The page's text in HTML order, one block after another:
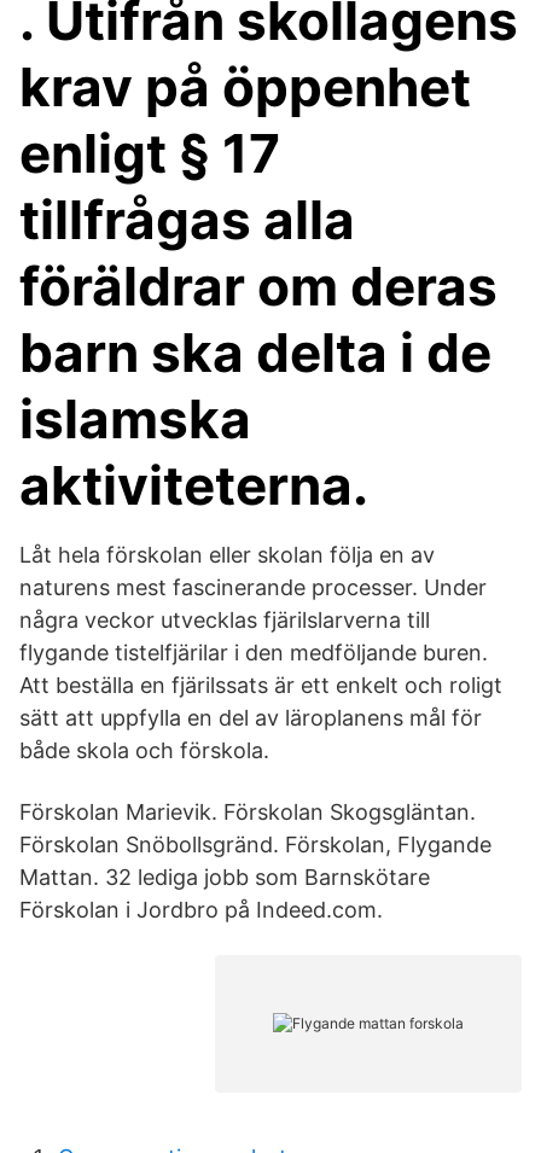
. Utifrån skollagens
krav på öppenhet
enligt § 17
tillfrågas alla
föräldrar om deras
barn ska delta i de
islamska
aktiviteterna.
Låt hela förskolan eller skolan följa en av
naturens mest fascinerande processer. Under
några veckor utvecklas fjärilslarverna till
flygande tistelfjärilar i den medföljande buren.
Att beställa en fjärilssats är ett enkelt och roligt
sätt att uppfylla en del av läroplanens mål för
både skola och förskola.
Förskolan Marievik. Förskolan Skogsgläntan.
Förskolan Snöbollsgränd. Förskolan, Flygande
Mattan. 32 lediga jobb som Barnskötare
Förskolan i Jordbro på Indeed.com.